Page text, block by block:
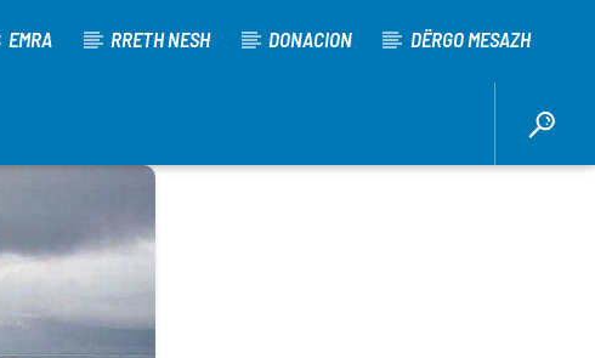
EMRA RRETH NESH DONACION DËRGO MESAZH